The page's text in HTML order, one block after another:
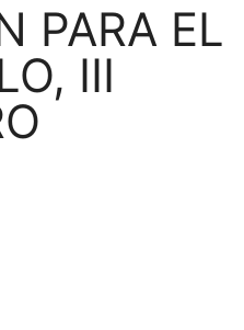
PARA EL
III